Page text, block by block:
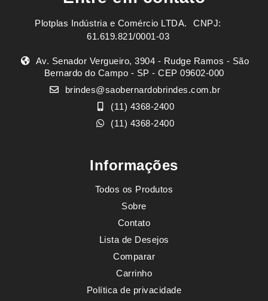
Plotplas Indústria e Comércio LTDA. ㅤㅤㅤ CNPJ:
61.619.821/0001-03
Av. Senador Vergueiro, 3904 - Rudge Ramos - São
Bernardo do Campo - SP - CEP 09602-000
brindes@saobernardobrindes.com.br
(11) 4368-2400
(11) 4368-2400
Informações
Todos os Produtos
Sobre
Contato
Lista de Desejos
Comparar
Carrinho
Política de privacidade